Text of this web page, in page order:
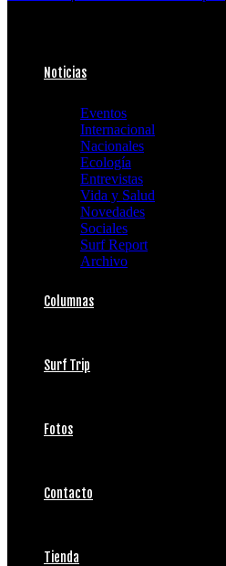
Noticias
Eventos
Internacional
Nacionales
Ecología
Entrevistas
Vida y Salud
Novedades
Sociales
Surf Report
Archivo
Columnas
Surf Trip
Fotos
Contacto
Tienda